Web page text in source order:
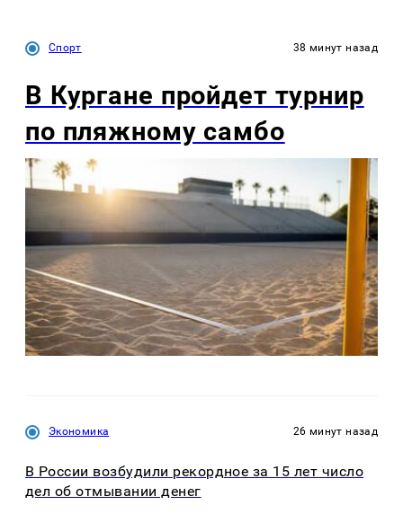
Спорт 38 минут назад
В Кургане пройдет турнир
по пляжному самбо
Экономика 26 минут назад
В России возбудили рекордное за 15 лет число
дел об отмывании денег